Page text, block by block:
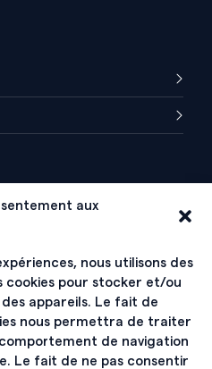
aux
nous utilisons des
cookies pour stocker et/ou
appareils. Le fait de
nous permettra de traiter
de navigation
Le fait de ne pas consentir
FOR THE NEWSLETTER